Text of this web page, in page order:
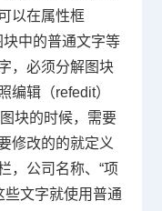
以在属性框
块中的普通文字等
，必须分解图块
编辑（refedit）
块的时候，需要
修改的的就定义
，公司名称、“项
些文字就使用普通